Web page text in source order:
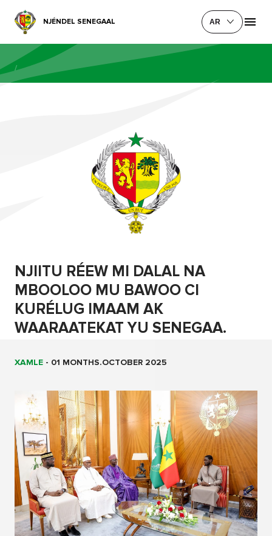
NJÉNDEL SENEGAAL AR
/
NJIITU RÉEW MI DALAL NA
MBOOLOO MU BAWOO CI
KURÉLUG IMAAM AK
WAARAATEKAT YU SENEGAA.
XAMLE - 01 MONTHS.OCTOBER 2025